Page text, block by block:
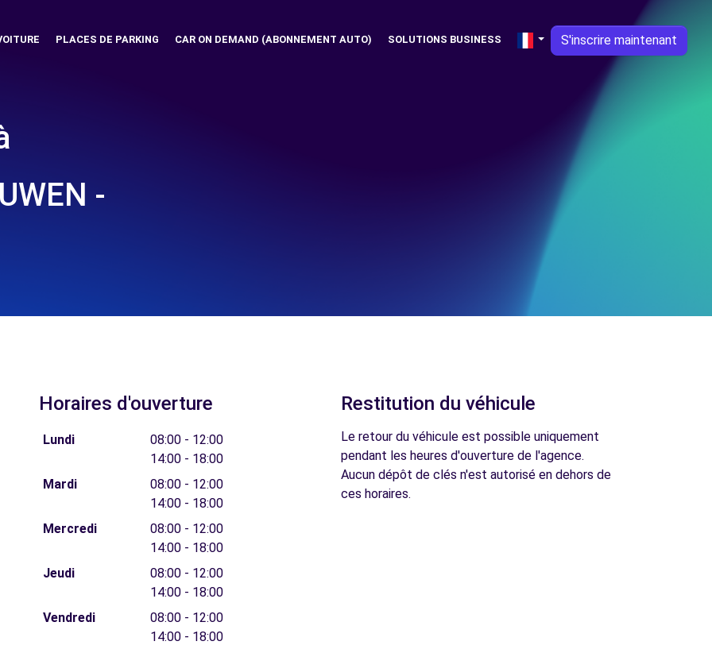
PLACES DE PARKING CAR ON DEMAND (ABONNEMENT AUTO) SOLUTIONS BUSINESS S'inscrire maintenant
-
Horaires d'ouverture
Lundi
08:00 - 12:00
14:00 - 18:00
Mardi
08:00 - 12:00
14:00 - 18:00
Mercredi
08:00 - 12:00
14:00 - 18:00
Jeudi
08:00 - 12:00
14:00 - 18:00
Vendredi
08:00 - 12:00
14:00 - 18:00
Restitution du véhicule
Le retour du véhicule est possible uniquement
pendant les heures d'ouverture de l'agence.
Aucun dépôt de clés n'est autorisé en dehors de
ces horaires.